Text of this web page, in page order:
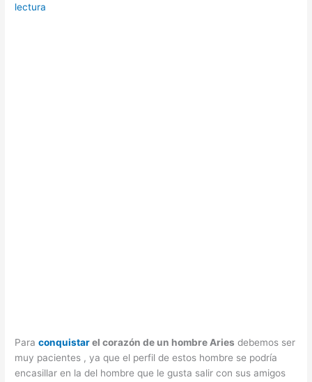
lectura
Paraconquistarel corazón de un hombre Aries debemos ser
muy pacientes , ya que el perfil de estos hombre se podría
encasillar en la del hombre que le gusta salir con sus amigos